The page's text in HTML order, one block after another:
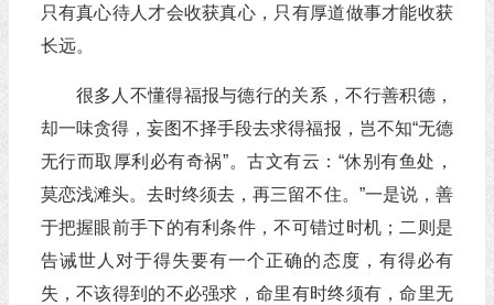
只有真心待人才会收获真心，只有厚道做事才能收获
长远。
很多人不懂得福报与德行的关系，不行善积德，
却一味贪得，妄图不择手段去求得福报，岂不知“无德
无行而取厚利必有奇祸”。古文有云：“休别有鱼处，
莫恋浅滩头。去时终须去，再三留不住。”一是说，善
于把握眼前手下的有利条件，不可错过时机；二则是
告诫世人对于得失要有一个正确的态度，有得必有
失，不该得到的不必强求，命里有时终须有，命里无